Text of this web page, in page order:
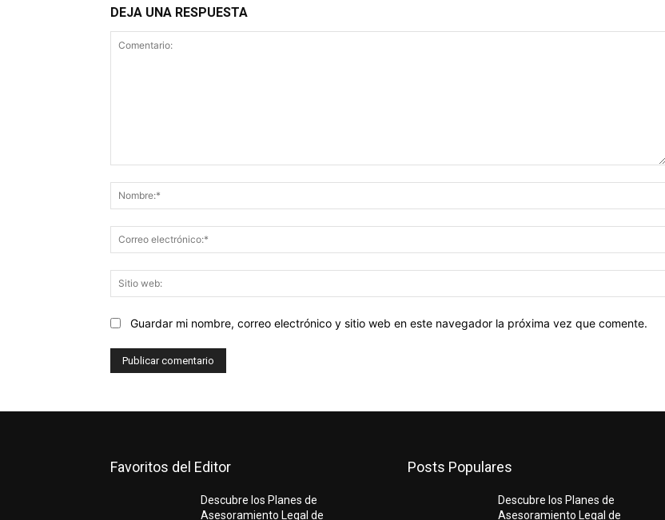
DEJA UNA RESPUESTA
Guardar mi nombre, correo electrónico y sitio web en este navegador la próxima vez que comente.
Favoritos del Editor
Descubre los Planes de
Asesoramiento Legal de
Posts Populares
Descubre los Planes de
Asesoramiento Legal de